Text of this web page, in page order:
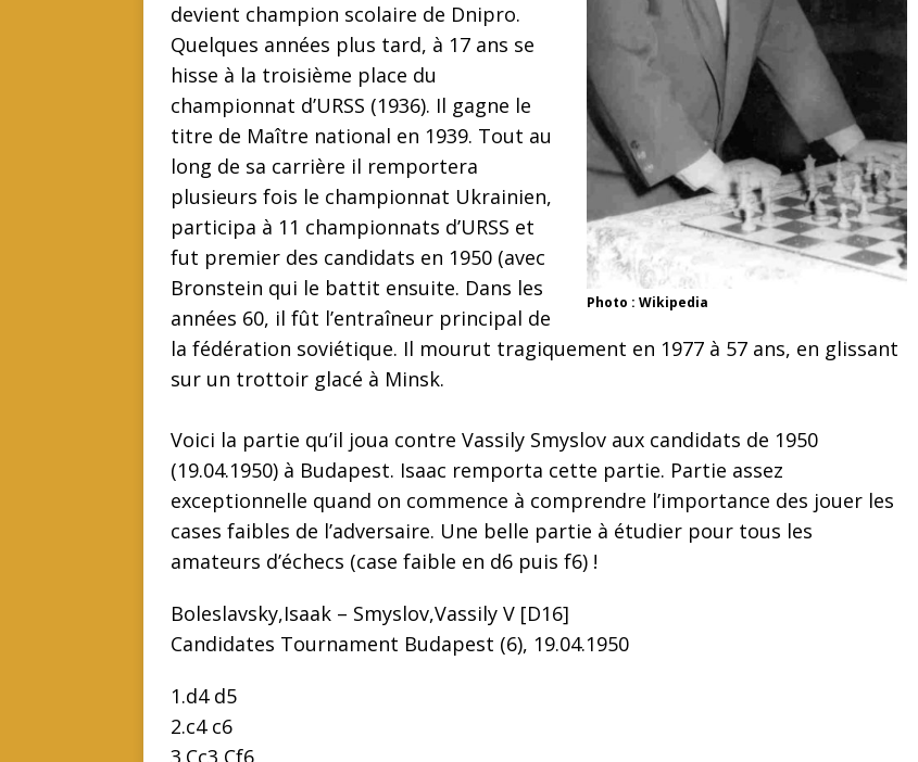
Photo : Wikipedia
devient champion scolaire de Dnipro.
Quelques années plus tard, à 17 ans se
hisse à la troisième place du
championnat d’URSS (1936). Il gagne le
titre de Maître national en 1939. Tout au
long de sa carrière il remportera
plusieurs fois le championnat Ukrainien,
participa à 11 championnats d’URSS et
fut premier des candidats en 1950 (avec
Bronstein qui le battit ensuite. Dans les
années 60, il fût l’entraîneur principal de
la fédération soviétique. Il mourut tragiquement en 1977 à 57 ans, en glissant
sur un trottoir glacé à Minsk.
Voici la partie qu’il joua contre Vassily Smyslov aux candidats de 1950
(19.04.1950) à Budapest. Isaac remporta cette partie. Partie assez
exceptionnelle quand on commence à comprendre l’importance des jouer les
cases faibles de l’adversaire. Une belle partie à étudier pour tous les
amateurs d’échecs (case faible en d6 puis f6) !
Boleslavsky,Isaak – Smyslov,Vassily V [D16]
Candidates Tournament Budapest (6), 19.04.1950
1.d4 d5
2.c4 c6